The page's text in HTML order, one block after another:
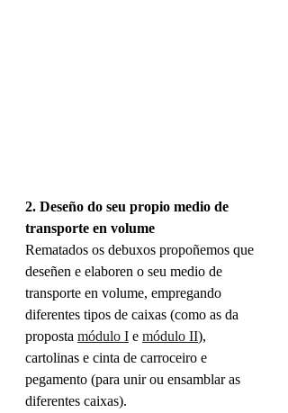
2. Deseño do seu propio medio de
transporte en volume
Rematados os debuxos propoñemos que
deseñen e elaboren o seu medio de
transporte en volume, empregando
diferentes tipos de caixas (como as da
proposta módulo I e módulo II),
cartolinas e cinta de carroceiro e
pegamento (para unir ou ensamblar as
diferentes caixas).